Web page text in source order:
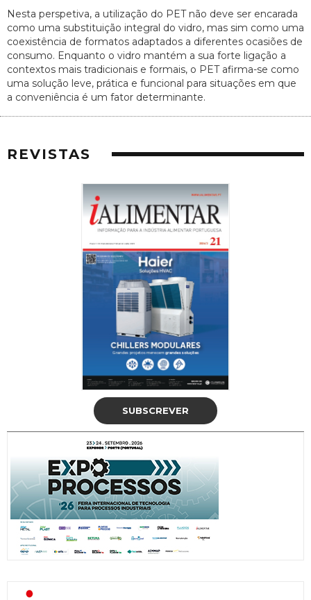
Nesta perspetiva, a utilização do PET não deve ser encarada
como uma substituição integral do vidro, mas sim como uma
coexistência de formatos adaptados a diferentes ocasiões de
consumo. Enquanto o vidro mantém a sua forte ligação a
contextos mais tradicionais e formais, o PET afirma-se como
uma solução leve, prática e funcional para situações em que
a conveniência é um fator determinante.
REVISTAS
SUBSCREVER